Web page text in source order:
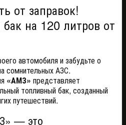
от заправок!
на 120 литров от
автомобиля и забудьте о
сомнительных АЗС.
«АМЗ» представляет
топливный бак, созданный
путешествий.
— это